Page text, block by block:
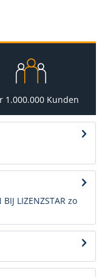
1.000.000 Kunden
LIZENZSTAR zo